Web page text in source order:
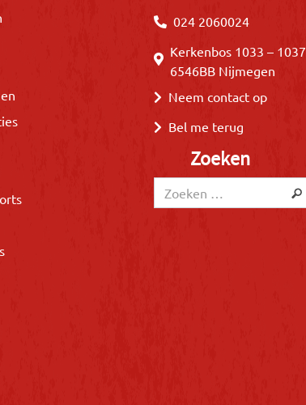
024 2060024
Kerkenbos 1033 – 1037
6546BB Nijmegen
Neem contact op
Bel me terug
Zoeken